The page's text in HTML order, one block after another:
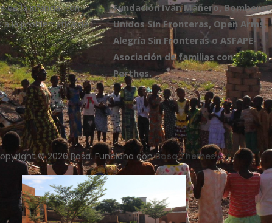
de la infancia, con
a la problemática de
Fundación Iván Mañero, Bomberos
Unidos Sin Fronteras, Open Arms,
Alegría Sin Fronteras o ASFAPE-
Asociación de familias con
Perthes.
© 2026 Bosa. Funciona conBosa Themes